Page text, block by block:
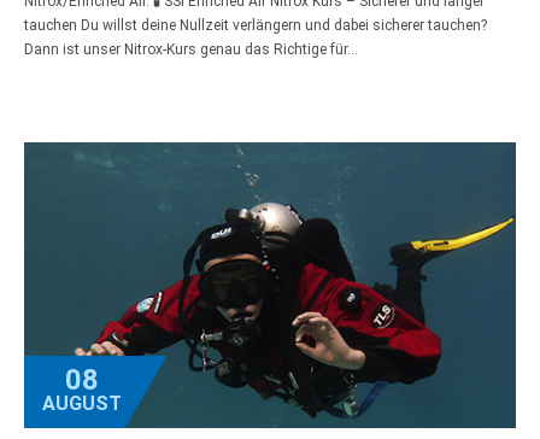
tauchen Du willst deine Nullzeit verlängern und dabei sicherer tauchen?
Dann ist unser Nitrox-Kurs genau das Richtige für…
08
AUGUST